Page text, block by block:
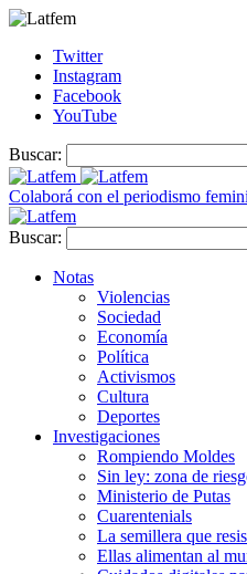
Twitter
Instagram
Facebook
YouTube
Buscar:
Colaborá con el periodismo
Buscar:
Notas
Violencias
Sociedad
Economía
Política
Activismos
Cultura
Deportes
Investigaciones
Rompiendo Moldes
Sin ley: zona de
Ministerio de Putas
Cuarentenials
La semillera que
Ellas alimentan al